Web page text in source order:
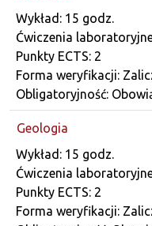
Dane przedmiotu
Wykład: 15 godz.
Ćwiczenia
Punkty ECTS: 2
Forma weryfikacji:
Obligatoryjność:
Geologia
Dane przedmiotu
Wykład: 15 godz.
Ćwiczenia
Punkty ECTS: 2
Forma weryfikacji: